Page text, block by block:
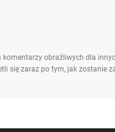
obraźliwych dla
się zaraz po tym, jak zostanie